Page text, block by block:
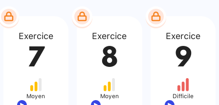
Exercice
7
Moyen
Exercice
8
Moyen
Exercice
9
Difficile